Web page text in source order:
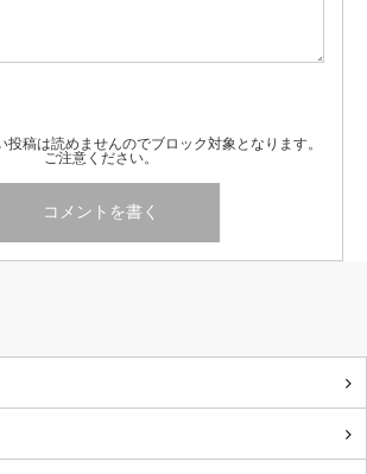
投稿は読めませんのでブロック対象となります。
ご注意ください。